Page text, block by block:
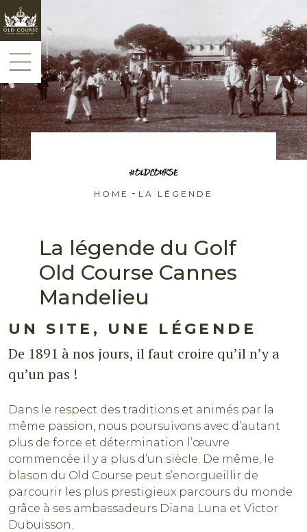
HOME - LA LÉGENDE
La légende du Golf
Old Course Cannes
Mandelieu
UN SITE, UNE LÉGENDE
De 1891 à nos jours, il faut croire qu’il n’y a
qu’un pas !
Dans le respect des traditions et animés par la
même passion, nous poursuivons avec d’autant
plus de force et détermination l’œuvre
commencée il y a plus d’un siècle. De même, le
blason du Old Course peut s’enorgueillir de
parcourir les plus prestigieux parcours du monde
grâce à ses ambassadeurs Diana Luna et Victor
Dubuisson.
Panneau de gestion des cookies